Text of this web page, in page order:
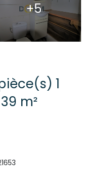
+5
chambre(s) 39 m²